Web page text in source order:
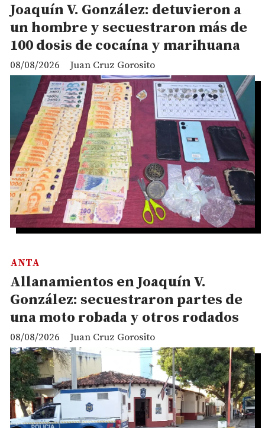
Joaquín V. González: detuvieron a
un hombre y secuestraron más de
100 dosis de cocaína y marihuana
Juan Cruz Gorosito
08/08/2026
Allanamientos en Joaquín V.
González: secuestraron partes de
una moto robada y otros rodados
Juan Cruz Gorosito
ANTA
08/08/2026